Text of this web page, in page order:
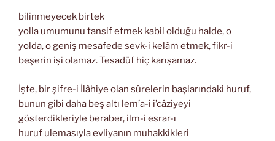
bilinmeyecek birtek
yolla umumunu tansif etmek kabil olduğu halde, o
yolda, o geniş mesafede sevk-i kelâm etmek, fikr-i
beşerin işi olamaz. Tesadüf hiç karışamaz.
İşte, bir şifre-i İlâhiye olan sûrelerin başlarındaki huruf,
bunun gibi daha beş altı lem’a-i i’câziyeyi
gösterdikleriyle beraber, ilm-i esrar-ı
huruf ulemasıyla evliyanın muhakkikleri